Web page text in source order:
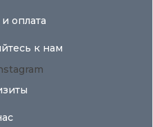
оплата
к нам